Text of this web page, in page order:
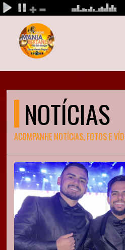
NOTÍCIAS
ACOMPANHE NOTÍCIAS, FOTOS E